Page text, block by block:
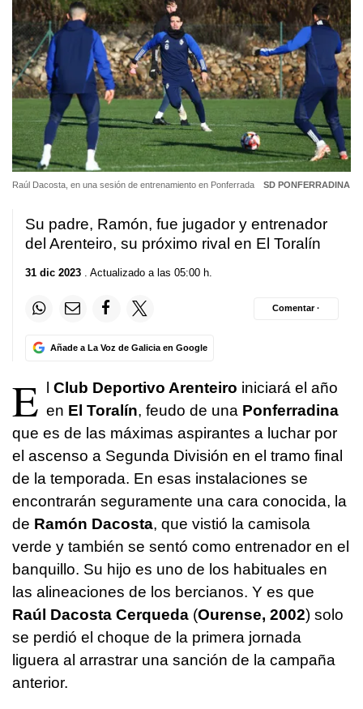
Raúl Dacosta, en una sesión de entrenamiento en Ponferrada SD PONFERRADINA
Su padre, Ramón, fue jugador y entrenador
del Arenteiro, su próximo rival en El Toralín
31 dic 2023 . Actualizado a las 05:00 h.
Añade a La Voz de Galicia en Google
Comentar ·
E l Club Deportivo Arenteiro iniciará el año
en El Toralín, feudo de una Ponferradina
que es de las máximas aspirantes a luchar por
el ascenso a Segunda División en el tramo final
de la temporada. En esas instalaciones se
encontrarán seguramente una cara conocida, la
de Ramón Dacosta, que vistió la camisola
verde y también se sentó como entrenador en el
banquillo. Su hijo es uno de los habituales en
las alineaciones de los bercianos. Y es que
Raúl Dacosta Cerqueda (Ourense, 2002) solo
se perdió el choque de la primera jornada
liguera al arrastrar una sanción de la campaña
anterior.